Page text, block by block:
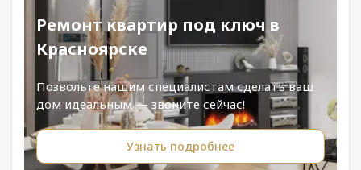
Ремонт квартир под ключ в
Красноярске
Позвольте нашим специалистам сделать ваш
дом идеальным — звоните сейчас!
Узнать подробнее